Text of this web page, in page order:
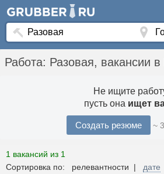
Работа: Разовая, вакансии в
Не ищите
пусть она ищет
Создать резюме ~
1 вакансий из 1
Сортировка по: релевантности | дате